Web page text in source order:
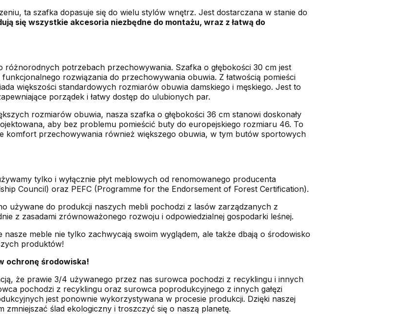
ta szafka dopasuje się do wielu stylów wnętrz. Jest dostarczana w stanie do
się wszystkie akcesoria niezbędne do montażu, wraz z łatwą do
różnorodnych potrzebach przechowywania. Szafka o głębokości 30 cm jest
rozwiązania do przechowywania obuwia. Z łatwością pomieści
większości standardowych rozmiarów obuwia damskiego i męskiego. Jest to
porządek i łatwy dostęp do ulubionych par.
rozmiarów obuwia, nasza szafka o głębokości 36 cm stanowi doskonały
aby bez problemu pomieścić buty do europejskiego rozmiaru 46. To
komfort przechowywania również większego obuwia, w tym butów sportowych
tylko i wyłącznie płyt meblowych od renomowanego producenta
Council) oraz PEFC (Programme for the Endorsement of Forest Certification).
używane do produkcji naszych mebli pochodzi z lasów zarządzanych z
z zasadami zrównoważonego rozwoju i odpowiedzialnej gospodarki leśnej.
meble nie tylko zachwycają swoim wyglądem, ale także dbają o środowisko
produktów!
ochronę środowiska!
że prawie 3/4 używanego przez nas surowca pochodzi z recyklingu i innych
pochodzi z recyklingu oraz surowca poprodukcyjnego z innych gałęzi
jest ponownie wykorzystywana w procesie produkcji. Dzięki naszej
zmniejszać ślad ekologiczny i troszczyć się o naszą planetę.